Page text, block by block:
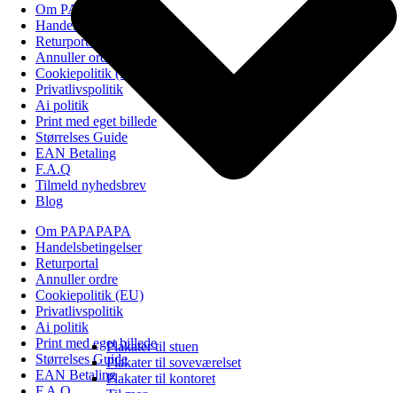
Plakater til stuen
Plakater til soveværelset
Plakater til kontoret
Om PAPAPAPA
Handelsbetingelser
Returportal
Annuller ordre
Cookiepolitik (EU)
Privatlivspolitik
Ai politik
Print med eget billede
Størrelses Guide
EAN Betaling
F.A.Q
Tilmeld nyhedsbrev
Blog
Om PAPAPAPA
Handelsbetingelser
Returportal
Annuller ordre
Cookiepolitik (EU)
Privatlivspolitik
Ai politik
Print med eget billede
Størrelses Guide
EAN Betaling